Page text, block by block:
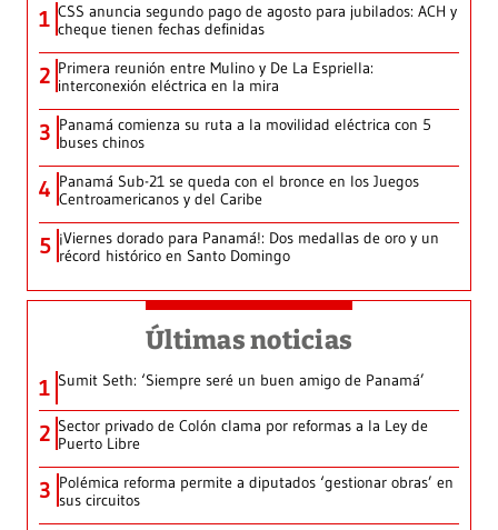
1 CSS anuncia segundo pago de agosto para jubilados: ACH y
cheque tienen fechas definidas
2 Primera reunión entre Mulino y De La Espriella:
interconexión eléctrica en la mira
3 Panamá comienza su ruta a la movilidad eléctrica con 5
buses chinos
4 Panamá Sub-21 se queda con el bronce en los Juegos
Centroamericanos y del Caribe
5 ¡Viernes dorado para Panamá!: Dos medallas de oro y un
récord histórico en Santo Domingo
Últimas noticias
1 Sumit Seth: ‘Siempre seré un buen amigo de Panamá’
2 Sector privado de Colón clama por reformas a la Ley de
Puerto Libre
3 Polémica reforma permite a diputados ‘gestionar obras’ en
sus circuitos